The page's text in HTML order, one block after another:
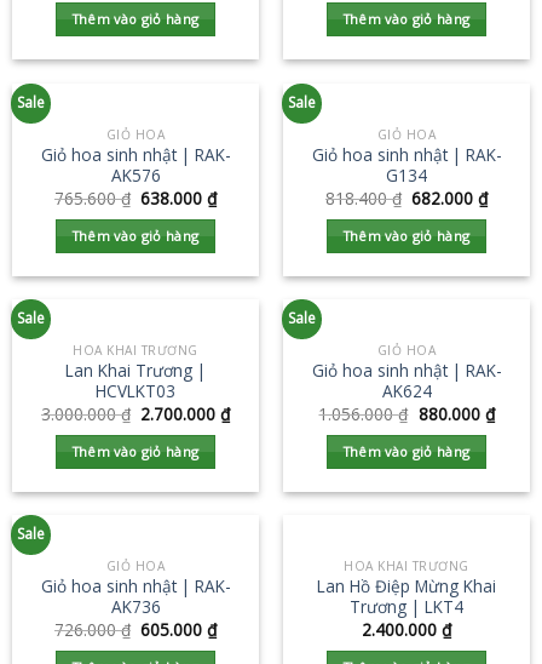
Thêm vào giỏ hàng Thêm vào giỏ hàng
Sale
GIỎ HOA
Giỏ hoa sinh nhật | RAK-
AK576
765.600₫ 638.000₫
Thêm vào giỏ hàng
Sale
GIỎ HOA
Giỏ hoa sinh nhật | RAK-
G134
818.400₫ 682.000₫
Thêm vào giỏ hàng
Sale
HOA KHAI TRƯƠNG
Lan Khai Trương |
HCVLKT03
3.000.000₫ 2.700.000₫
Thêm vào giỏ hàng
Sale
GIỎ HOA
Giỏ hoa sinh nhật | RAK-
AK624
1.056.000₫ 880.000 ₫
Thêm vào giỏ hàng
Sale
GIỎ HOA
Giỏ hoa sinh nhật | RAK-
AK736
726.000₫ 605.000₫
HOA KHAI TRƯƠNG
Lan Hồ Điệp Mừng Khai
Trương | LKT4
2.400.000 ₫